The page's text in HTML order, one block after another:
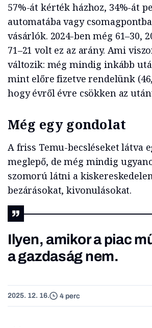
57%-át kérték házhoz, 34%-át
automatába vagy
vásárlók. 2024-ben még 61–30,
71–21 volt ez az arány. Ami
változik: még mindig inkább
mint előre fizetve rendelünk
hogy évről évre csökken az
Még egy gondolat
A friss Temu-becsléseket látva
meglepő, de még mindig
szomorú látni a
bezárásokat, kivonulásokat.
Ilyen, amikor a piac
a gazdaság nem.
2025. 12. 16. 4 perc